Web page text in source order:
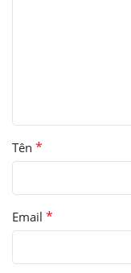
Tên *
Email *